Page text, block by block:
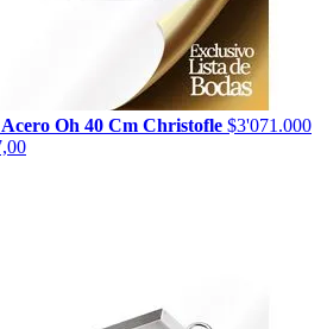
Oh 40 Cm Christofle $3'071.000